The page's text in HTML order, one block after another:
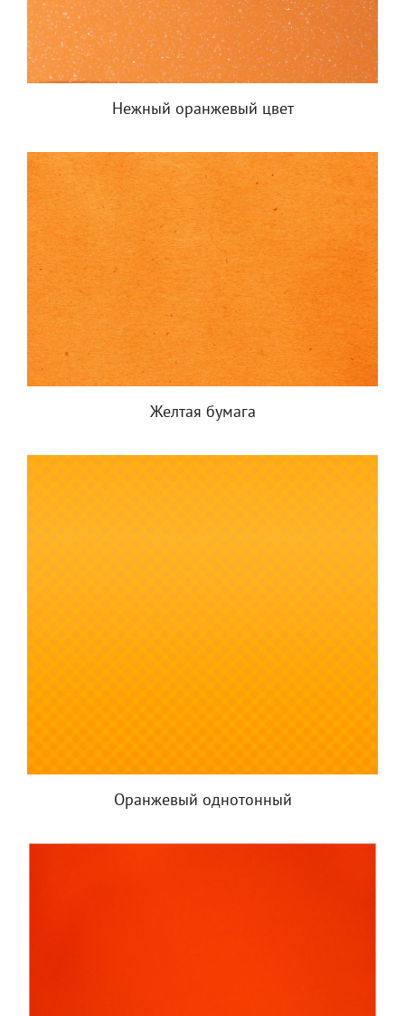
Нежный оранжевый цвет
Желтая бумага
Оранжевый однотонный